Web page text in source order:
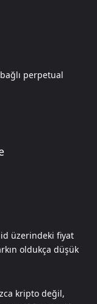
perpetual
üzerindeki fiyat
oldukça düşük
kripto değil,